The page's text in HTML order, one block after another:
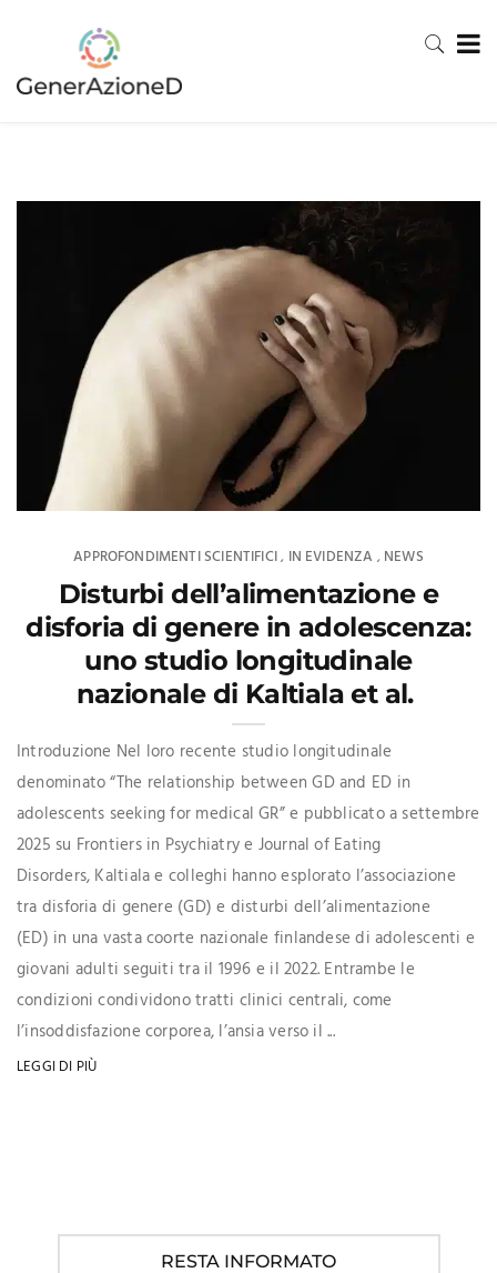
APPROFONDIMENTI SCIENTIFICI, IN EVIDENZA , NEWS
Disturbi dell’alimentazione e
disforia di genere in adolescenza:
uno studio longitudinale
nazionale di Kaltiala et al.
Introduzione Nel loro recente studio longitudinale
denominato “The relationship between GD and ED in
adolescents seeking for medical GR” e pubblicato a settembre
2025 su Frontiers in Psychiatry e Journal of Eating
Disorders, Kaltiala e colleghi hanno esplorato l’associazione
tra disforia di genere (GD) e disturbi dell’alimentazione
(ED) in una vasta coorte nazionale finlandese di adolescenti e
giovani adulti seguiti tra il 1996 e il 2022. Entrambe le
condizioni condividono tratti clinici centrali, come
l’insoddisfazione corporea, l’ansia verso il ...
LEGGI DI PIÙ
RESTA INFORMATO